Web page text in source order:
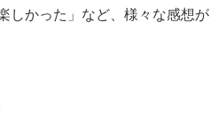
しかった」など、様々な感想が